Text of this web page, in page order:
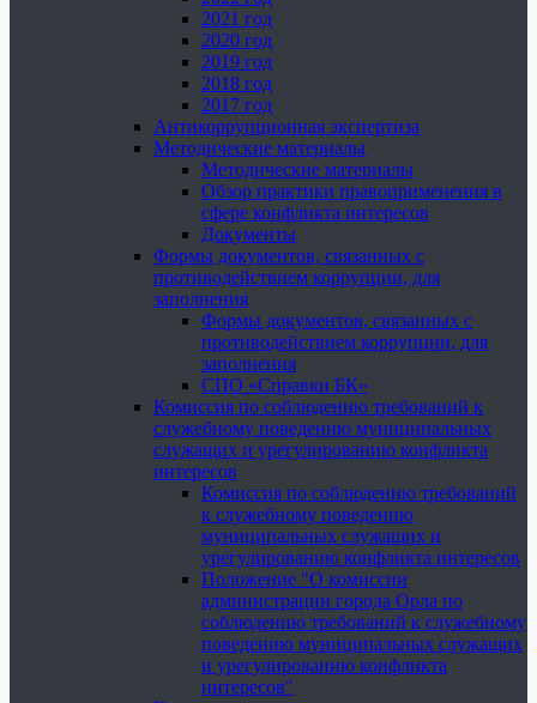
2021 год
2020 год
2019 год
2018 год
2017 год
Антикоррупционная экспертиза
Методические материалы
Методические материалы
Обзор практики правоприменения в
сфере конфликта интересов
Документы
Формы документов, связанных с
противодействием коррупции, для
заполнения
Формы документов, связанных с
противодействием коррупции, для
заполнения
СПО «Справки БК»
Комиссия по соблюдению требований к
служебному поведению муниципальных
служащих и урегулированию конфликта
интересов
Комиссия по соблюдению требований
к служебному поведению
муниципальных служащих и
урегулированию конфликта интересов
Положение "О комиссии
администрации города Орла по
соблюдению требований к служебному
поведению муниципальных служащих
и урегулированию конфликта
интересов"